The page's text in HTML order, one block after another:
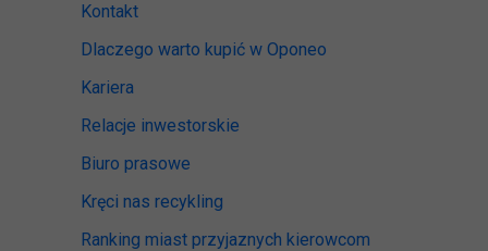
Kontakt
Dlaczego warto kupić w Oponeo
Kariera
Relacje inwestorskie
Biuro prasowe
Kręci nas recykling
Ranking miast przyjaznych kierowcom